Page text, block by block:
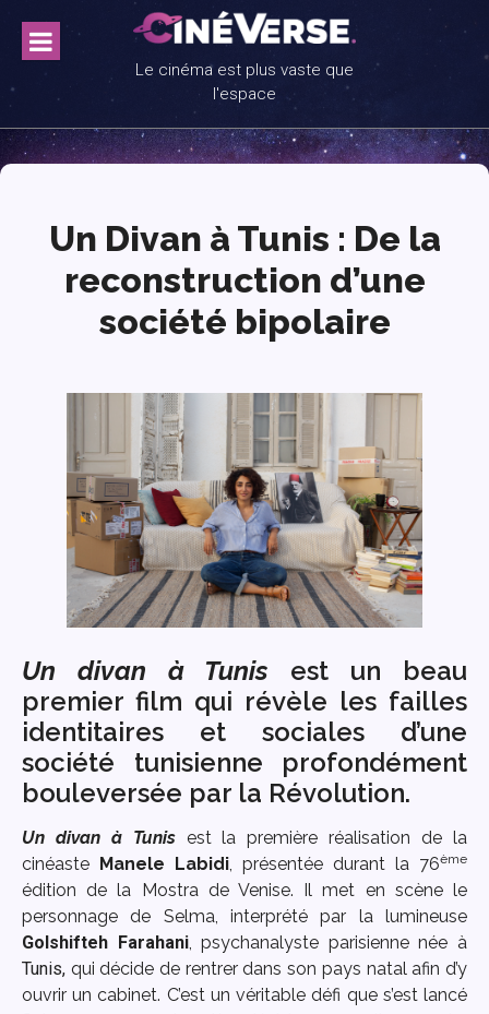
content
Le cinéma est plus vaste que
l'espace
Un Divan à Tunis : De la
reconstruction d’une
société bipolaire
Un divan à Tunis est un beau
premier film qui révèle les failles
identitaires et sociales d’une
société tunisienne profondément
bouleversée par la Révolution.
Un divan à Tunisest la première réalisation de la
cinéaste
Manele Labidi, présentée durant la 76ème
édition de la Mostra de Venise. Il met en scène le
personnage de Selma, interprété par la lumineuse
Golshifteh Farahani, psychanalyste parisienne née à
Tunis, qui décide de rentrer dans son pays natal afin d’y
ouvrir un cabinet. C’est un véritable défi que s’est lancé